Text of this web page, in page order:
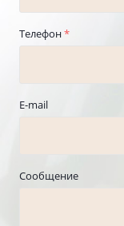
Телефон*
E-mail
Сообщение